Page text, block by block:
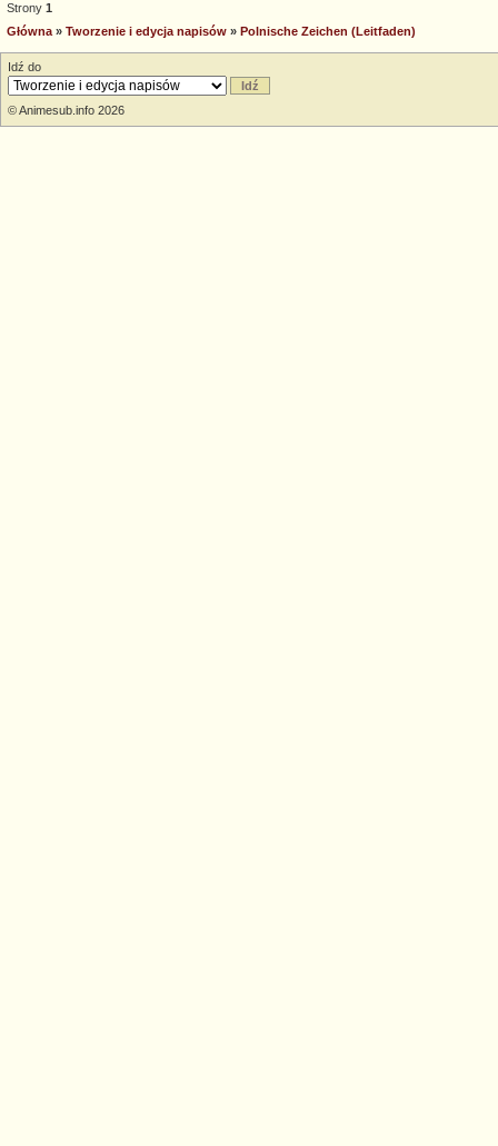
Strony 1
Główna » Tworzenie i edycja napisów » Polnische Zeichen (Leitfaden)
Idź do
© Animesub.info 2026